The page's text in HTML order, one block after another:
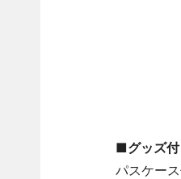
■グッズ付
パスケー